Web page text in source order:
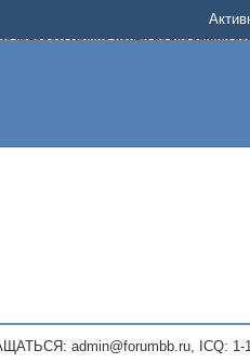
котором можно найти подходящий
или сайт не платит, то
новые темы, размещайте
admin@forumbb.ru, ICQ: 1-